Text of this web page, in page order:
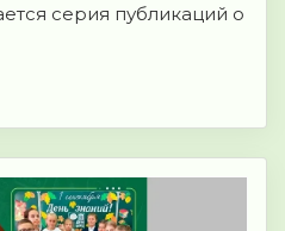
серия публикаций о